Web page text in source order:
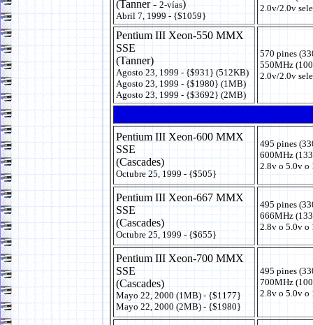
(Tanner -2-vías)
Abril 7, 1999 - {$1059}
2.0v/2.0v
Pentium III Xeon-550 MMX
SSE
(Tanner)
Agosto 23, 1999 - {$931} (512KB)
Agosto 23, 1999 - {$1980} (1MB)
Agosto 23, 1999 - {$3692} (2MB)
570 pines
550MHz
2.0v/2.0v
Pentium III Xeon-600 MMX
SSE
(Cascades)
Octubre 25, 1999 - {$505}
495 pines
600MHz
2.8v o 5.0v o
Pentium III Xeon-667 MMX
SSE
(Cascades)
Octubre 25, 1999 - {$655}
495 pines
666MHz
2.8v o 5.0v o
Pentium III Xeon-700 MMX
SSE
(Cascades)
Mayo 22, 2000 (1MB) - {$1177}
Mayo 22, 2000 (2MB) - {$1980}
495 pines
700MHz
2.8v o 5.0v o